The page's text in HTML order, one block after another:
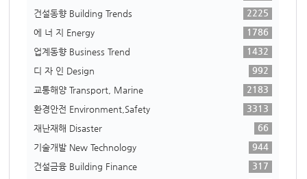
건설동향 Building Trends
2225
에 너 지 Energy
1786
업계동향 Business Trend
1432
디 자 인 Design
992
교통해양 Transport, Marine
2183
환경안전 Environment,Safety
3313
재난재해 Disaster
66
기술개발 New Technology
944
건설금융 Building Finance
317